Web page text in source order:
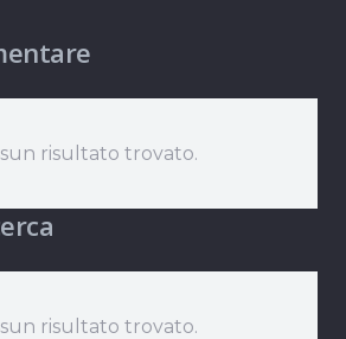
risultato trovato.
risultato trovato.